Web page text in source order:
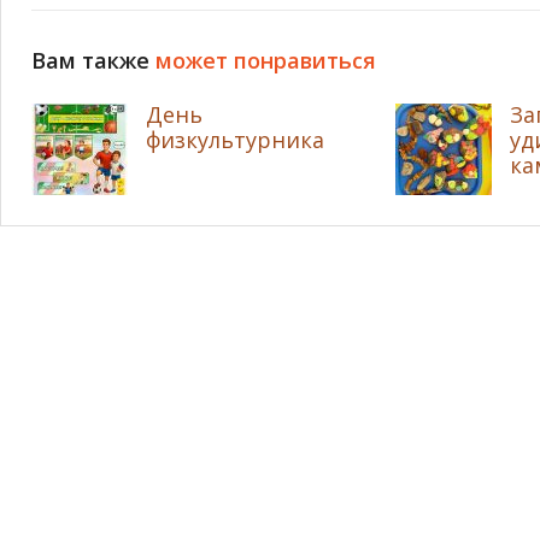
Вам также может понравиться
День
физкультурника